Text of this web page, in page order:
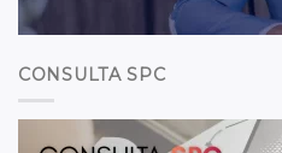
CONSULTA SPC